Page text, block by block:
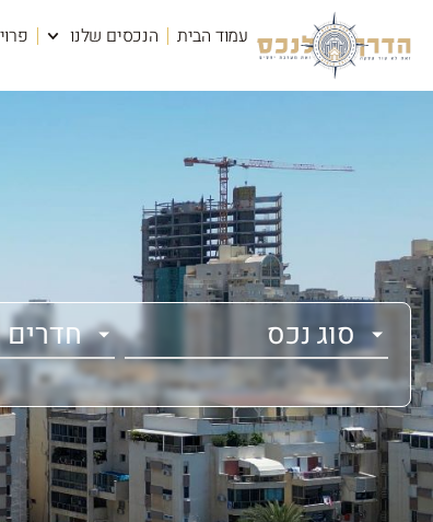
עמוד הבית הנכסים שלנו
סוג נכס חדרים